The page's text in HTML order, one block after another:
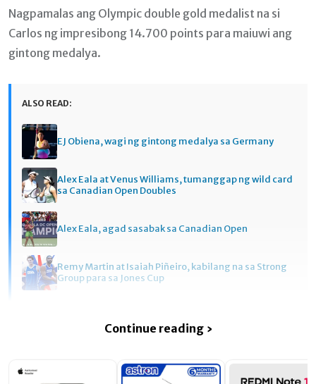
Nagpamalas ang Olympic double gold medalist na si
Carlos ng impresibong 14.700 points para maiuwi ang
gintong medalya.
ALSO READ:
EJ Obiena, wagi ng gintong medalya sa Germany
Alex Eala at Venus Williams, tumanggap ng wild card
sa Canadian Open Doubles
Alex Eala, agad sasabak sa Canadian Open
Remy Martin at Isaiah Piñeiro, kabilang na sa Strong
Group para sa Jones Cup
Continue reading ›